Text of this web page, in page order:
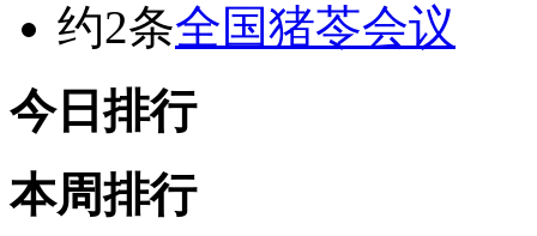
约2条全国猪苓会议
今日排行
本周排行